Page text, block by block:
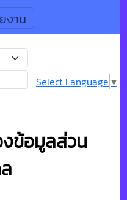
งาน
Select Language ▼
ข้อมูลส่วน